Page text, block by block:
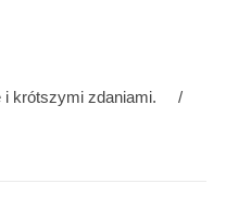
i krótszymi zdaniami. /